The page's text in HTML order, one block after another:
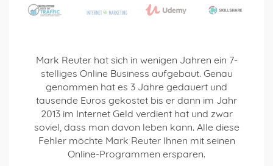
Mark Reuter hat sich in wenigen Jahren ein 7-
stelliges Online Business aufgebaut. Genau
genommen hat es 3 Jahre gedauert und
tausende Euros gekostet bis er dann im Jahr
2013 im Internet Geld verdient hat und zwar
soviel, dass man davon leben kann. Alle diese
Fehler möchte Mark Reuter Ihnen mit seinen
Online-Programmen ersparen.